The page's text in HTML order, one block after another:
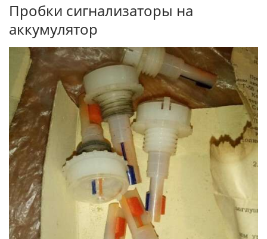
Пробки сигнализаторы на
аккумулятор